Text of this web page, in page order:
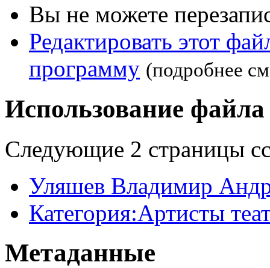
Вы не можете
Редактировать этот
программу (подробнее
Использование файла
Следующие 2 страницы
Уляшев Владимир
Категория:Артисты
Метаданные